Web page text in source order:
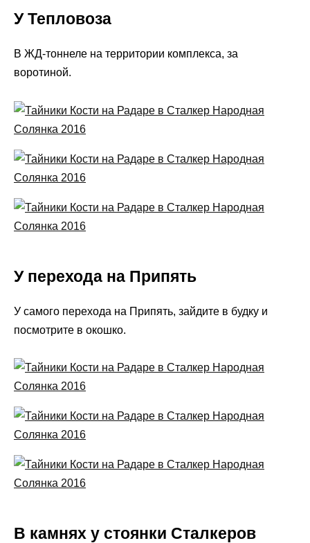
У Тепловоза
В ЖД-тоннеле на территории комплекса, за
воротиной.
У перехода на Припять
У самого перехода на Припять, зайдите в будку и
посмотрите в окошко.
В камнях у стоянки Сталкеров